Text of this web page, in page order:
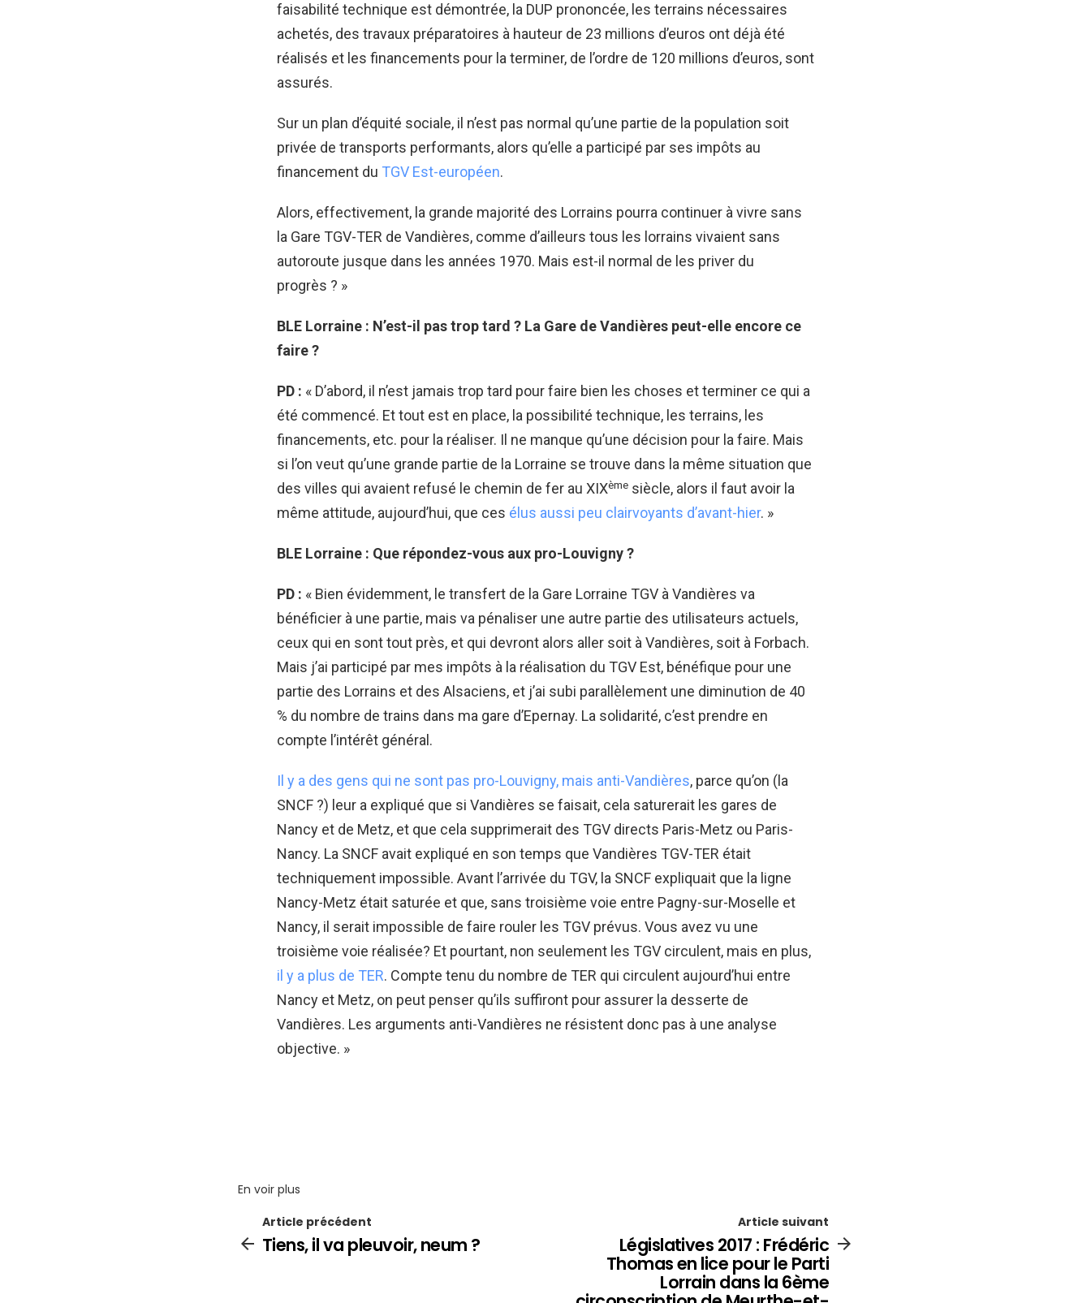
faisabilité technique est démontrée, la DUP prononcée, les terrains nécessaires
achetés, des travaux préparatoires à hauteur de 23 millions d’euros ont déjà été
réalisés et les financements pour la terminer, de l’ordre de 120 millions d’euros, sont
assurés.
Sur un plan d’équité sociale, il n’est pas normal qu’une partie de la population soit
privée de transports performants, alors qu’elle a participé par ses impôts au
financement du TGV Est-européen.
Alors, effectivement, la grande majorité des Lorrains pourra continuer à vivre sans
la Gare TGV-TER de Vandières, comme d’ailleurs tous les lorrains vivaient sans
autoroute jusque dans les années 1970. Mais est-il normal de les priver du
progrès ? »
BLE Lorraine : N’est-il pas trop tard ? La Gare de Vandières peut-elle encore ce
faire ?
PD : « D’abord, il n’est jamais trop tard pour faire bien les choses et terminer ce qui a
été commencé. Et tout est en place, la possibilité technique, les terrains, les
financements, etc. pour la réaliser. Il ne manque qu’une décision pour la faire. Mais
si l’on veut qu’une grande partie de la Lorraine se trouve dans la même situation que
des villes qui avaient refusé le chemin de fer au XIXème siècle, alors il faut avoir la
même attitude, aujourd’hui, que ces élus aussi peu clairvoyants d’avant-hier. »
BLE Lorraine : Que répondez-vous aux pro-Louvigny ?
PD : « Bien évidemment, le transfert de la Gare Lorraine TGV à Vandières va
bénéficier à une partie, mais va pénaliser une autre partie des utilisateurs actuels,
ceux qui en sont tout près, et qui devront alors aller soit à Vandières, soit à Forbach.
Mais j’ai participé par mes impôts à la réalisation du TGV Est, bénéfique pour une
partie des Lorrains et des Alsaciens, et j’ai subi parallèlement une diminution de 40
% du nombre de trains dans ma gare d’Epernay. La solidarité, c’est prendre en
compte l’intérêt général.
Il y a des gens qui ne sont pas pro-Louvigny, mais anti-Vandières, parce qu’on (la
SNCF ?) leur a expliqué que si Vandières se faisait, cela saturerait les gares de
Nancy et de Metz, et que cela supprimerait des TGV directs Paris-Metz ou Paris-
Nancy. La SNCF avait expliqué en son temps que Vandières TGV-TER était
techniquement impossible. Avant l’arrivée du TGV, la SNCF expliquait que la ligne
Nancy-Metz était saturée et que, sans troisième voie entre Pagny-sur-Moselle et
Nancy, il serait impossible de faire rouler les TGV prévus. Vous avez vu une
troisième voie réalisée? Et pourtant, non seulement les TGV circulent, mais en plus,
il y a plus de TER. Compte tenu du nombre de TER qui circulent aujourd’hui entre
Nancy et Metz, on peut penser qu’ils suffiront pour assurer la desserte de
Vandières. Les arguments anti-Vandières ne résistent donc pas à une analyse
objective. »
En voir plus
Article précédent
Tiens, il va pleuvoir, neum ?
Article suivant
Législatives 2017 : Frédéric
Thomas en lice pour le Parti
Lorrain dans la 6ème